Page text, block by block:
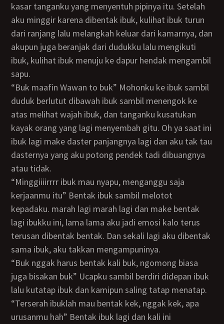
kasar tanganku yang menyentuh pipinya itu. Setelah
aku minggir karena dibentak ibuk, kulihat ibuk turun
dari ranjang lalu melangkah keluar dari kamarnya, dan
akupun juga beranjak dari dudukku lalu mengikuti
ibuk, kulihat ibuk menuju ke dapur hendak mengambil
sapu.
“Buk maafin Wawan to buk” Mohonku ke ibuk sambil
duduk berlutut dibawah ibuk sambil menengok ke
atas melihat wajah ibuk, dan tanganku kusatukan
kayak orang yang lagi menyembah gitu. Oh ya saat ini
ibuk lagi make daster panjangnya lagi dan aku tak tau
dasternya yang aku potong pendek tadi dibuangnya
atau tidak.
“Minggiiiirrrr ibuk mau nyapu, menganggu saja
kerjaanmu itu” Bentak ibuk sambil melotot
kepadaku. marah lagi marah lagi dan make bentak
lagi ibukku ini, lama lama aku jadi emosi kalo terus
terusan dibentak bentak. Dan sekali lagi aku dibentak
sama ibuk, aku takkan mengampuninya.
“Buk nggak harus bentak kali buk, ngomong biasa
juga bisakan buk” Ucapku sambil berdiri didepan ibuk
lalu kutatap ibuk dan kamipun saling tatap menatap.
“Terserah ibuklah mau bentak kek, nggak kek, apa
urusanmu hah” Bentak ibuk lagi dan kali ini